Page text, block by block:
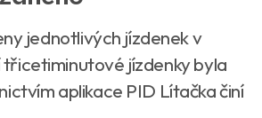
jednotlivých jízdenek v
třicetiminutové jízdenky byla
aplikace PID Lítačka činí